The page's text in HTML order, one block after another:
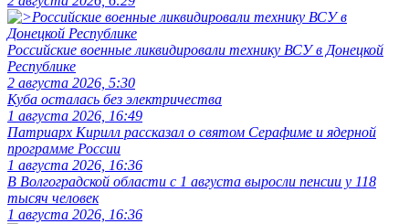
Российские военные ликвидировали технику ВСУ в Донецкой
Республике
2 августа 2026, 5:30
Куба осталась без электричества
1 августа 2026, 16:49
Патриарх Кирилл рассказал о святом Серафиме и ядерной
программе России
1 августа 2026, 16:36
В Волгоградской области с 1 августа выросли пенсии у 118
тысяч человек
1 августа 2026, 16:36